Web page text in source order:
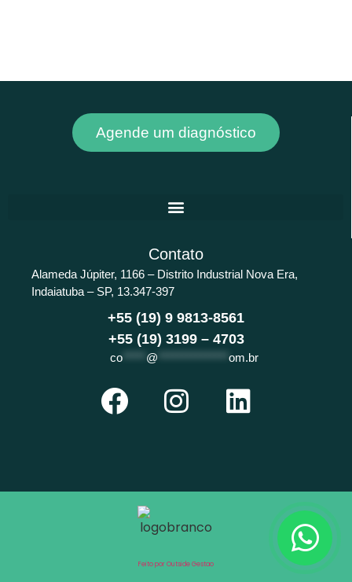
Agende um diagnóstico
Contato
Alameda Júpiter, 1166 – Distrito Industrial Nova Era,
Indaiatuba – SP, 13.347-397
+55 (19) 9 9813-8561
+55 (19) 3199 – 4703
co @ ***************om.br
Feito por Outside Gestao